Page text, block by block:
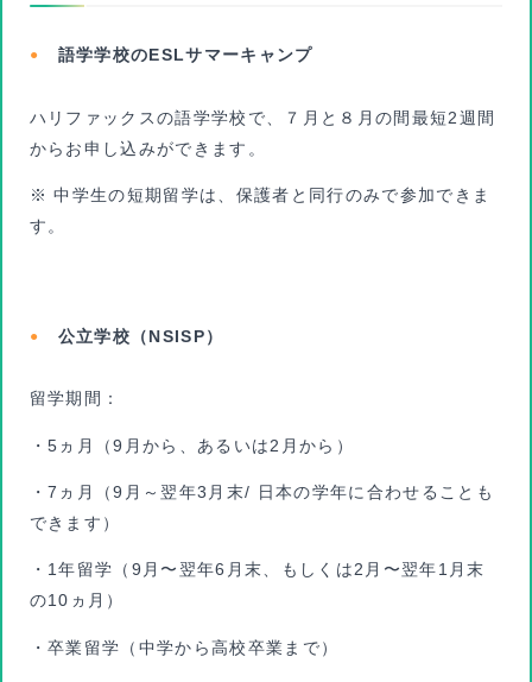
語学学校のESLサマーキャンプ
ハリファックスの語学学校で、７月と８月の間最短2週間
からお申し込みができます。
※ 中学生の短期留学は、保護者と同行のみで参加できま
す。
公立学校（NSISP）
留学期間：
・5ヵ月（9月から、あるいは2月から）
・7ヵ月（9月～翌年3月末/ 日本の学年に合わせることも
できます）
・1年留学（9月〜翌年6月末、もしくは2月〜翌年1月末
の10ヵ月）
・卒業留学（中学から高校卒業まで）